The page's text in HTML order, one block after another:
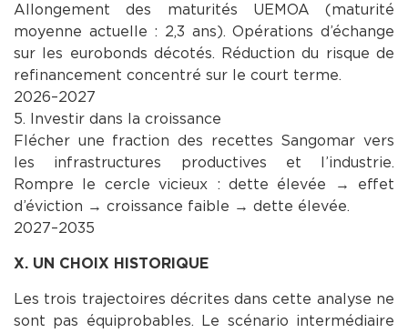
Allongement des maturités UEMOA (maturité
moyenne actuelle : 2,3 ans). Opérations d’échange
sur les eurobonds décotés. Réduction du risque de
refinancement concentré sur le court terme.
2026–2027
5. Investir dans la croissance
Flécher une fraction des recettes Sangomar vers
les infrastructures productives et l’industrie.
Rompre le cercle vicieux : dette élevée → effet
d’éviction → croissance faible → dette élevée.
2027–2035
X. UN CHOIX HISTORIQUE
Les trois trajectoires décrites dans cette analyse ne
sont pas équiprobables. Le scénario intermédiaire